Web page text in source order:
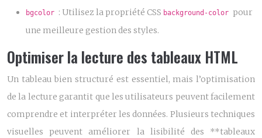
bgcolor : Utilisez la propriété CSS background-color pour
une meilleure gestion des styles.
Optimiser la lecture des tableaux HTML
Un tableau bien structuré est essentiel, mais l’optimisation
de la lecture garantit que les utilisateurs peuvent facilement
comprendre et interpréter les données. Plusieurs techniques
visuelles peuvent améliorer la lisibilité des **tableaux